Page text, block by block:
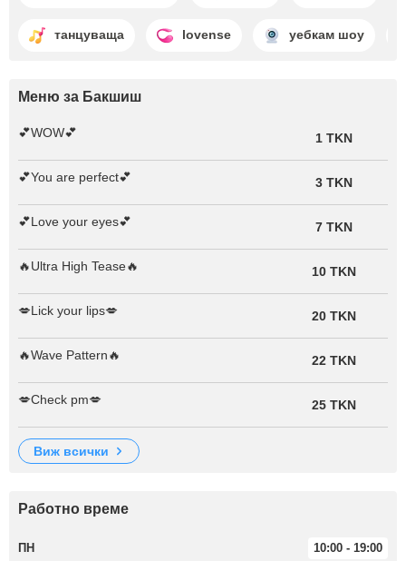
танцуваща lovense уебкам шоу
Меню за Бакшиш
💕WOW💕 1 TKN
💕You are perfect💕 3 TKN
💕Love your eyes💕 7 TKN
🔥Ultra High Tease🔥 10 TKN
💋Lick your lips💋 20 TKN
🔥Wave Pattern🔥 22 TKN
💋Check pm💋 25 TKN
виж всички
Работно време
ПН 10:00 - 19:00